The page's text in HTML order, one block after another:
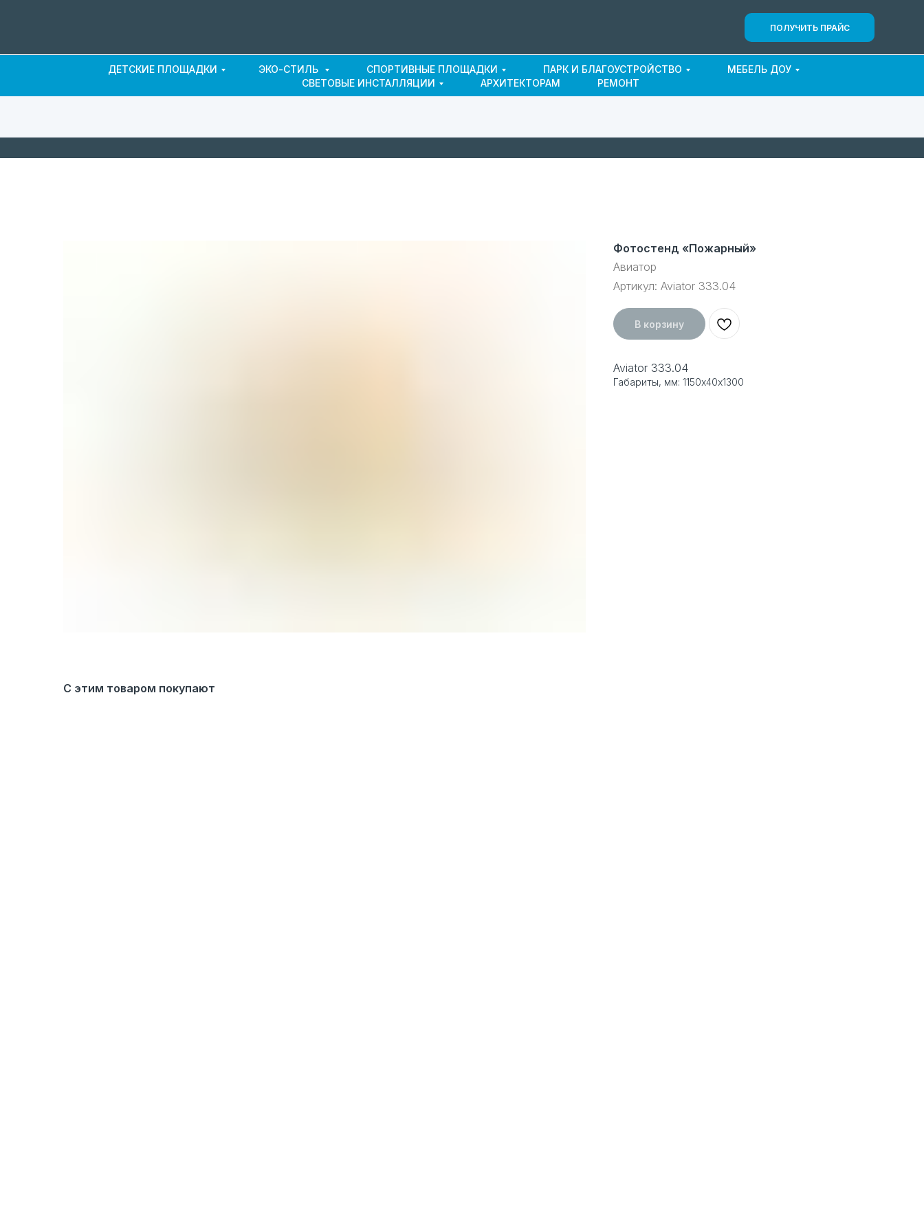
ПОЛУЧИТЬ ПРАЙС
ДЕТСКИЕ ПЛОЩАДКИ ЭКО-СТИЛЬ СПОРТИВНЫЕ ПЛОЩАДКИ ПАРК И БЛАГОУСТРОЙСТВО
МЕБЕЛЬ ДОУ
СВЕТОВЫЕ ИНСТАЛЛЯЦИИ
АРХИТЕКТОРАМ РЕМОНТ
Фотостенд «Пожарный»
Авиатор
Артикул: Aviator 333.04
В корзину
Aviator 333.04
Габариты, мм: 1150х40х1300
С этим товаром покупают